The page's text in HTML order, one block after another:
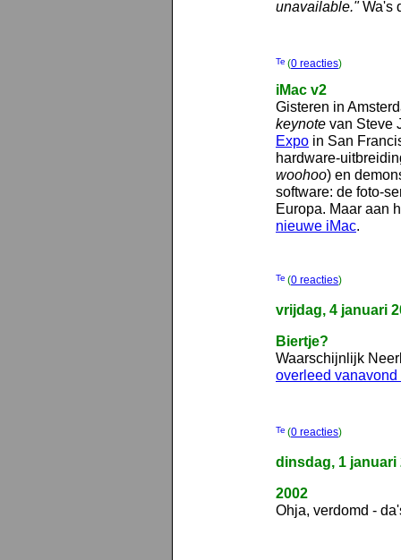
unavailable."Wa's
(0 reacties)
iMac v2
Gisteren in
keynote van Steve
Expo in San
hardware-
woohoo) en
software: de foto-
Europa. Maar aan
nieuwe iMac.
(0 reacties)
vrijdag, 4 januari
Biertje?
Waarschijnlijk
overleed
(0 reacties)
dinsdag, 1 januari
2002
Ohja, verdomd -